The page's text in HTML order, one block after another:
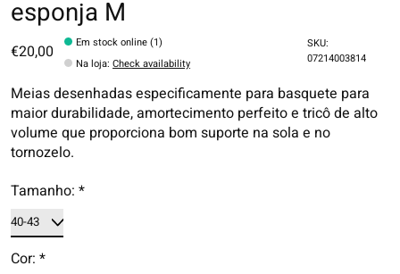
esponja M
€20,00
Em stock online (1)
Na loja:Check availability
SKU:
07214003814
Meias desenhadas especificamente para basquete para
maior durabilidade, amortecimento perfeito e tricô de alto
volume que proporciona bom suporte na sola e no
tornozelo.
Tamanho: *
Cor: *